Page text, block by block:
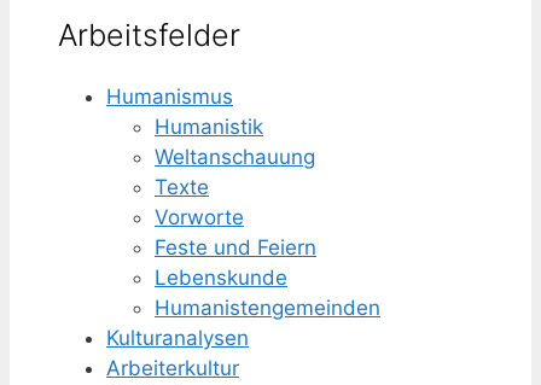
Arbeitsfelder
Humanismus
Humanistik
Weltanschauung
Texte
Vorworte
Feste und Feiern
Lebenskunde
Humanisten­gemeinden
Kulturanalysen
Arbeiterkultur